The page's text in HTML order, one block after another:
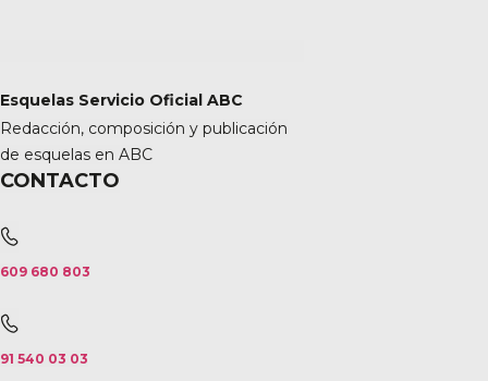
Esquelas Servicio Oficial ABC
Redacción, composición y publicación
de esquelas en ABC
CONTACTO
609 680 803
91 540 03 03